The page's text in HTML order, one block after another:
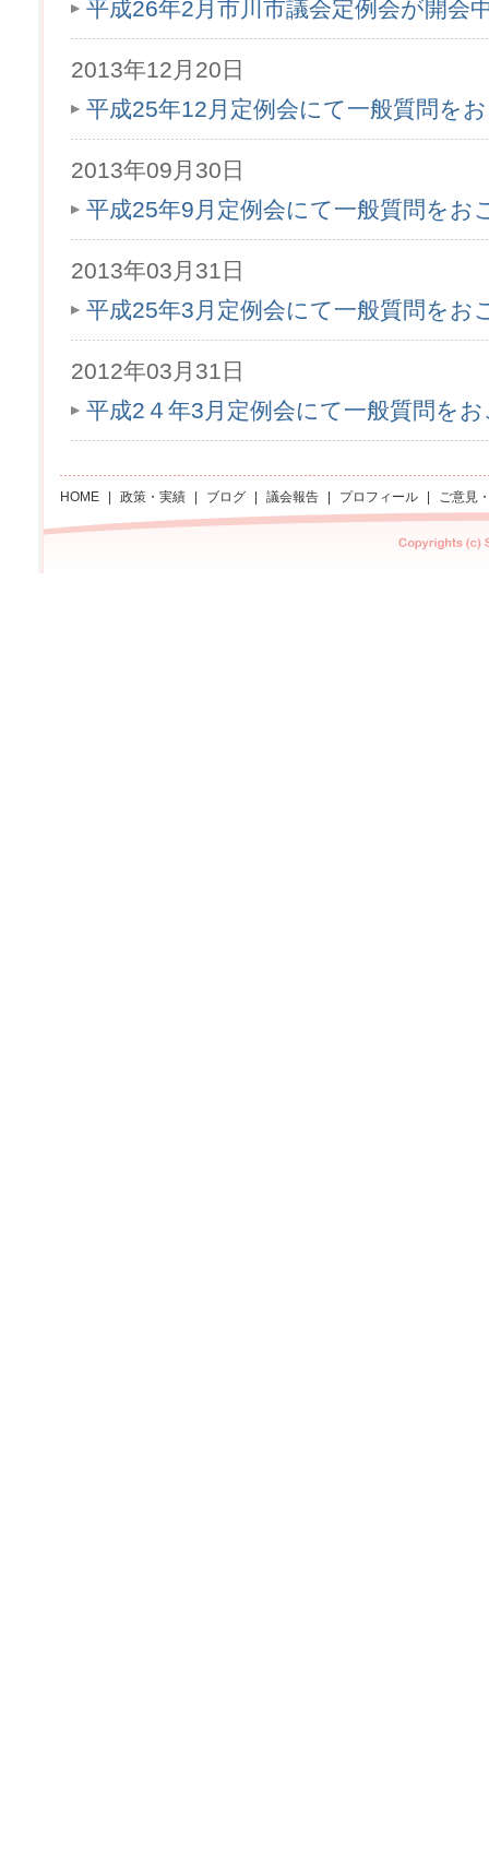
平成26年2月市川市議会定例会が開会
2013年12月20日
平成25年12月定例会にて一般質問を
2013年09月30日
平成25年9月定例会にて一般質問をお
2013年03月31日
平成25年3月定例会にて一般質問をお
2012年03月31日
平成2４年3月定例会にて一般質問を
HOME 政策・実績 ブログ 議会報告 プロフィール ご意見